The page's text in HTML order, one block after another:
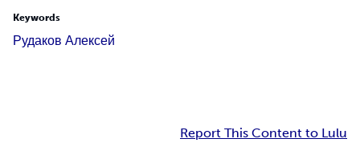
Keywords
Рудаков Алексей
Report This Content to Lulu